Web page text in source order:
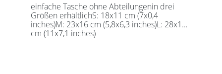
einfache Tasche ohne Abteilungenin drei
Größen erhältlichS: 18x11 cm (7x0,4
inches)M: 23x16 cm (5,8x6,3 inches)L: 28x18
cm (11x7,1 inches)